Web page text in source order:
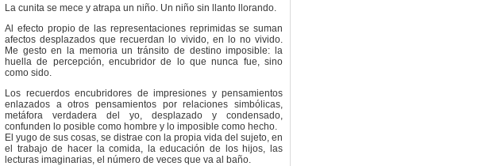
La cunita se mece y atrapa un niño. Un niño sin llanto llorando.
Al efecto propio de las representaciones reprimidas se suman
afectos desplazados que recuerdan lo vivido, en lo no vivido.
Me gesto en la memoria un tránsito de destino imposible: la
huella de percepción, encubridor de lo que nunca fue, sino
como sido.
Los recuerdos encubridores de impresiones y pensamientos
enlazados a otros pensamientos por relaciones simbólicas,
metáfora verdadera del yo, desplazado y condensado,
confunden lo posible como hombre y lo imposible como hecho.
El yugo de sus cosas, se distrae con la propia vida del sujeto, en
el trabajo de hacer la comida, la educación de los hijos, las
lecturas imaginarias, el número de veces que va al baño.